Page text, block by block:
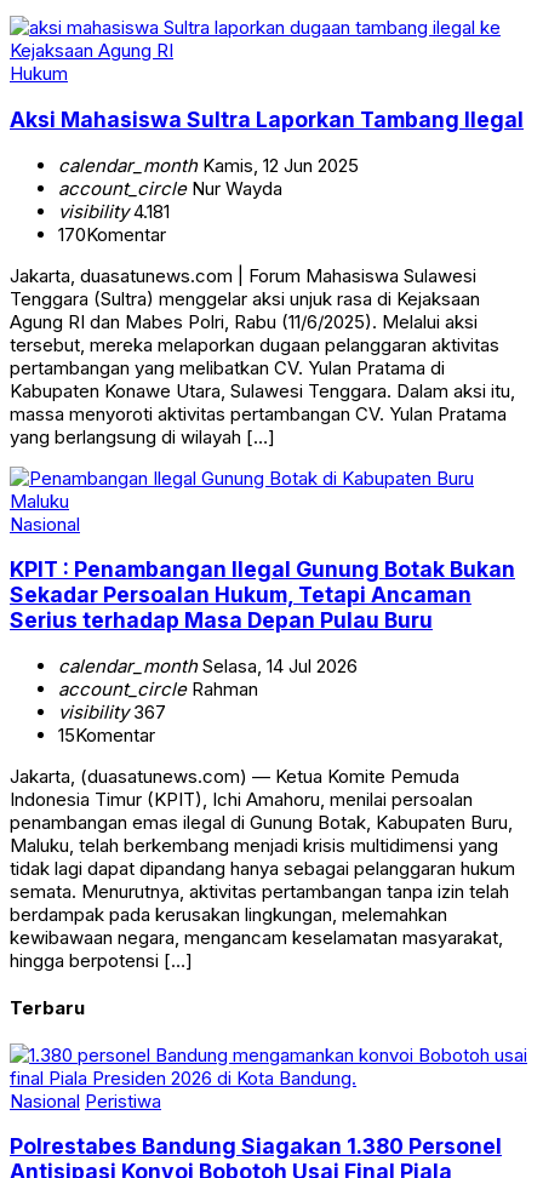
Hukum
Aksi Mahasiswa Sultra Laporkan Tambang Ilegal
calendar_monthKamis, 12 Jun 2025
account_circleNur Wayda
visibility4.181
170Komentar
Jakarta, duasatunews.com | Forum Mahasiswa Sulawesi
Tenggara (Sultra) menggelar aksi unjuk rasa di Kejaksaan
Agung RI dan Mabes Polri, Rabu (11/6/2025). Melalui aksi
tersebut, mereka melaporkan dugaan pelanggaran aktivitas
pertambangan yang melibatkan CV. Yulan Pratama di
Kabupaten Konawe Utara, Sulawesi Tenggara. Dalam aksi itu,
massa menyoroti aktivitas pertambangan CV. Yulan Pratama
yang berlangsung di wilayah […]
Nasional
KPIT : Penambangan Ilegal Gunung Botak Bukan
Sekadar Persoalan Hukum, Tetapi Ancaman
Serius terhadap Masa Depan Pulau Buru
calendar_monthSelasa, 14 Jul 2026
account_circleRahman
visibility367
15Komentar
Jakarta, (duasatunews.com) — Ketua Komite Pemuda
Indonesia Timur (KPIT), Ichi Amahoru, menilai persoalan
penambangan emas ilegal di Gunung Botak, Kabupaten Buru,
Maluku, telah berkembang menjadi krisis multidimensi yang
tidak lagi dapat dipandang hanya sebagai pelanggaran hukum
semata. Menurutnya, aktivitas pertambangan tanpa izin telah
berdampak pada kerusakan lingkungan, melemahkan
kewibawaan negara, mengancam keselamatan masyarakat,
hingga berpotensi […]
Terbaru
Nasional Peristiwa
Polrestabes Bandung Siagakan 1.380 Personel
Antisipasi Konvoi Bobotoh Usai Final Piala